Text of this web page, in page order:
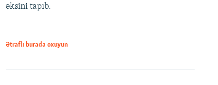
əksini tapıb.
Ətraflı burada oxuyun